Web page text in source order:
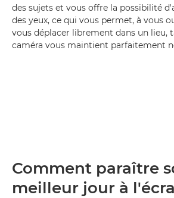
des sujets et vous offre la possibilité
des yeux, ce qui vous permet, à vous
vous déplacer librement dans un lieu,
caméra vous maintient parfaitement
Comment paraître
meilleur jour à